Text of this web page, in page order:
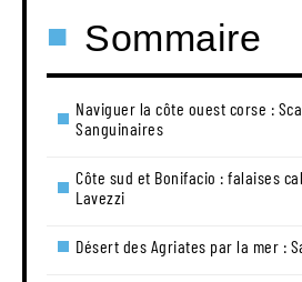
Sommaire
Naviguer la côte ouest corse :
Sanguinaires
Côte sud et Bonifacio : falaises
Lavezzi
Désert des Agriates par la mer :